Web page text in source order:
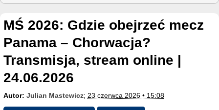
MŚ 2026: Gdzie obejrzeć mecz
Panama – Chorwacja?
Transmisja, stream online |
24.06.2026
Autor: Julian Mastewicz; 23 czerwca 2026 • 15:08